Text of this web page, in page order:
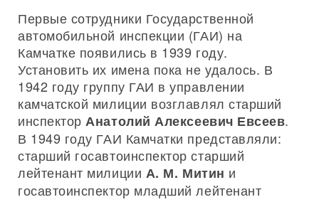
Первые сотрудники Государственной
автомобильной инспекции (ГАИ) на
Камчатке появились в 1939 году.
Установить их имена пока не удалось. В
1942 году группу ГАИ в управлении
камчатской милиции возглавлял старший
инспектор Анатолий Алексеевич Евсеев.
В 1949 году ГАИ Камчатки представляли:
старший госавтоинспектор старший
лейтенант милиции А. М. Митин и
госавтоинспектор младший лейтенант